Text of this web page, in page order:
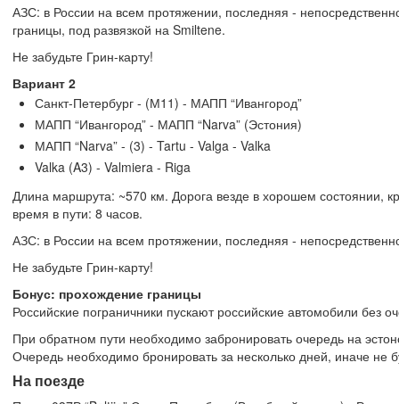
АЗС: в России на всем протяжении, последняя -
границы, под развязкой на Smiltene.
Не забудьте Грин-карту!
Вариант 2
Санкт-Петербург - (М11) - МАПП “Ивангород”
МАПП “Ивангород” - МАПП “Narva” (Эстония)
МАПП “Narva” - (3) - Tartu - Valga - Valka
Valka (A3) - Valmiera - Riga
Длина маршрута: ~570 км. Дорога везде в хорошем состоянии,
время в пути: 8 часов.
АЗС: в России на всем протяжении, последняя -
Не забудьте Грин-карту!
Бонус: прохождение границы
Российские пограничники пускают российские автомобили без
При обратном пути необходимо забронировать очередь на
Очередь необходимо бронировать за несколько дней, иначе не
На поезде